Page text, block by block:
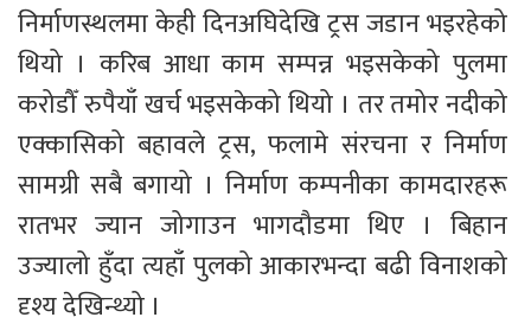
निर्माणस्थलमा केही दिनअघिदेखि ट्रस जडान भइरहेको
थियो । करिब आधा काम सम्पन्न भइसकेको पुलमा
करोडौँ रुपैयाँ खर्च भइसकेको थियो । तर तमोर नदीको
एक्कासिको बहावले ट्रस, फलामे संरचना र निर्माण
सामग्री सबै बगायो । निर्माण कम्पनीका कामदारहरू
रातभर ज्यान जोगाउन भागदौडमा थिए । बिहान
उज्यालो हुँदा त्यहाँ पुलको आकारभन्दा बढी विनाशको
दृश्य देखिन्थ्यो ।